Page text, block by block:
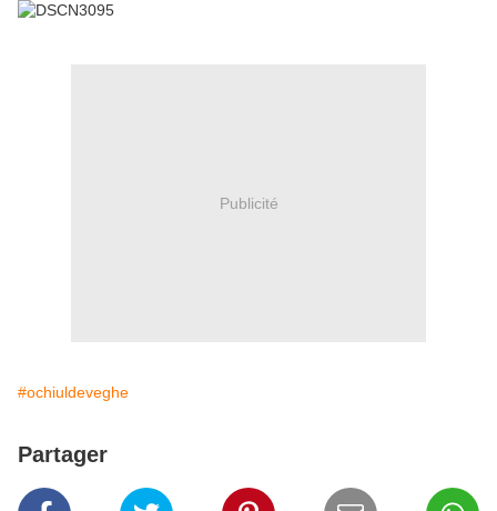
Publicité
#ochiuldeveghe
Partager